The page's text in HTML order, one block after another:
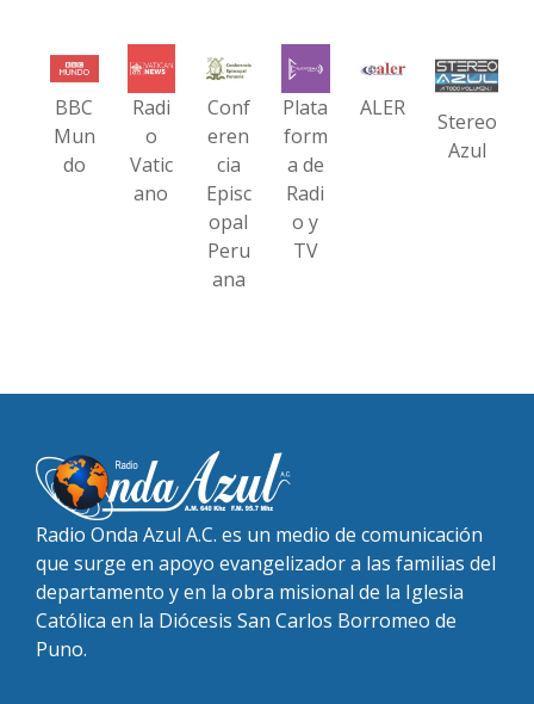
BBC
Mun
do
Radi
o
Vatic
ano
Conf
eren
cia
Episc
opal
Peru
ana
Plata
form
a de
Radi
o y
TV
ALER
Stereo
Azul
Radio Onda Azul A.C. es un medio de comunicación
que surge en apoyo evangelizador a las familias del
departamento y en la obra misional de la Iglesia
Católica en la Diócesis San Carlos Borromeo de
Puno.